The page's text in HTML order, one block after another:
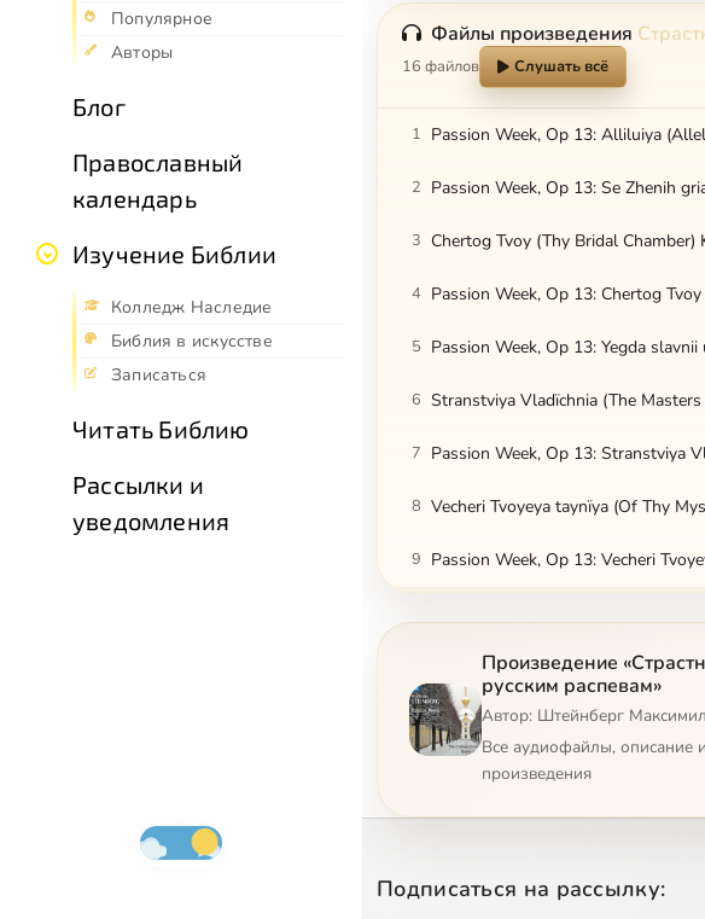
Популярное
Авторы
Блог
Православный
календарь
Изучение Библии
Колледж Наследие
Библия в искусстве
Записаться
Читать Библию
Рассылки и
уведомления
Файлы произведения
16 файлов Слушать всё
1 Passion Week, Op 13: Alliluiya
2 Passion Week, Op 13: Se Zhenih
3 Chertog Tvoy (Thy Bridal Chamber)
4 Passion Week, Op 13: Chertog
5 Passion Week, Op 13: Yegda
6 Stranstviya Vladïchnia (The
7 Passion Week, Op 13: Stranstviya
8 Vecheri Tvoyeya taynïya (Of Thy
9 Passion Week, Op 13: Vecheri
Passion Week, Op 13: Razboynika
12 Ne rïday Mene, Mati (Do Not
Passion Week, Op 13: Ne rïday
14 Voskresni, Bozhe (Arise, O God)
Произведение
русским распевам»
Автор: Штейнберг
Все аудиофайлы, описание
произведения
Подписаться на рассылку: